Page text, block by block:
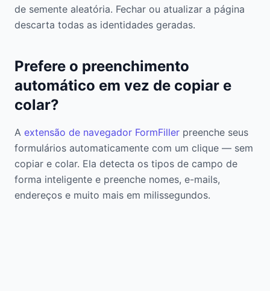
de semente aleatória. Fechar ou atualizar a página
descarta todas as identidades geradas.
Prefere o preenchimento
automático em vez de copiar e
colar?
A extensão de navegador FormFiller preenche seus
formulários automaticamente com um clique — sem
copiar e colar. Ela detecta os tipos de campo de
forma inteligente e preenche nomes, e-mails,
endereços e muito mais em milissegundos.